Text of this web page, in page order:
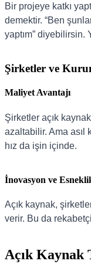
Bir projeye katkı
demektir. “Ben
yaptım” diyebilirsin.
Şirketler ve
Maliyet Avantajı
Şirketler açık
azaltabilir. Ama asıl
hız da işin içinde.
İnovasyon ve
Açık kaynak,
verir. Bu da
Açık Kaynak